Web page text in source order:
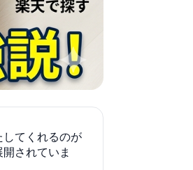
てくれるのが
されていま